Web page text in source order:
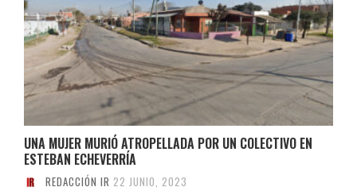
UNA MUJER MURIÓ ATROPELLADA POR UN COLECTIVO EN
ESTEBAN ECHEVERRÍA
REDACCIÓN IR 22 JUNIO, 2023